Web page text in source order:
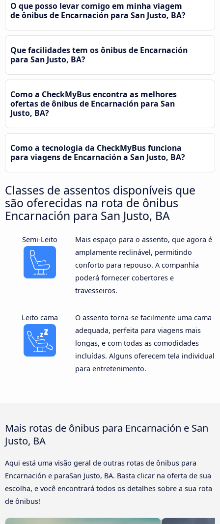
O que posso levar comigo em minha viagem
de ônibus de Encarnación para San Justo, BA?
Que facilidades tem os ônibus de Encarnación
para San Justo, BA?
Como a CheckMyBus encontra as melhores
ofertas de ônibus de Encarnación para San
Justo, BA?
Como a tecnologia da CheckMyBus funciona
para viagens de Encarnación a San Justo, BA?
Classes de assentos disponíveis que
são oferecidas na rota de ônibus
Encarnación para San Justo, BA
Semi-Leito
Mais espaço para o assento, que agora é
amplamente reclinável, permitindo
conforto para repouso. A companhia
poderá fornecer cobertores e
travesseiros.
Leito cama
O assento torna-se facilmente uma cama
adequada, perfeita para viagens mais
longas, e com todas as comodidades
incluídas. Alguns oferecem tela individual
para entretenimento.
Mais rotas de ônibus para Encarnación e San
Justo, BA
Aqui está uma visão geral de outras rotas de ônibus para
Encarnación e paraSan Justo, BA. Basta clicar na oferta de sua
escolha, e você encontrará todos os detalhes sobre a sua rota
de ônibus!